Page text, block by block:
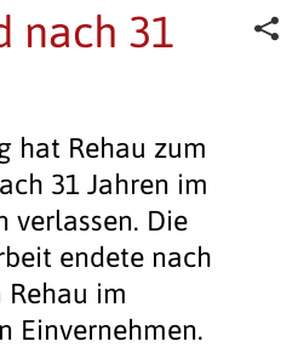
nach 31
hat Rehau zum
31 Jahren im
verlassen. Die
endete nach
Rehau im
Einvernehmen.